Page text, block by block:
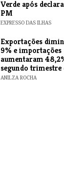
Verde após
PM
EXPRESSO DAS ILHAS
Exportações
9% e importações
aumentaram
segundo trimestre
ANILZA ROCHA